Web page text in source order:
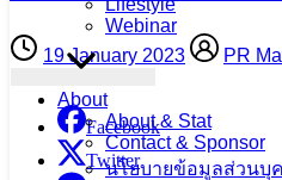
Lifestyle
Webinar
About
About & Stat
Contact & Sponsor
นโยบายข้อมูลส่วนบุ
19 January 2023 PR
Facebook
Twitter